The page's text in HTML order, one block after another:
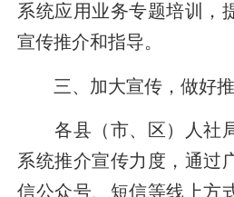
系统应用业务专题培训，
宣传推介和指导。
三、加大宣传，做好
各县（市、区）人社
系统推介宣传力度，通过
信公众号、短信等线上方